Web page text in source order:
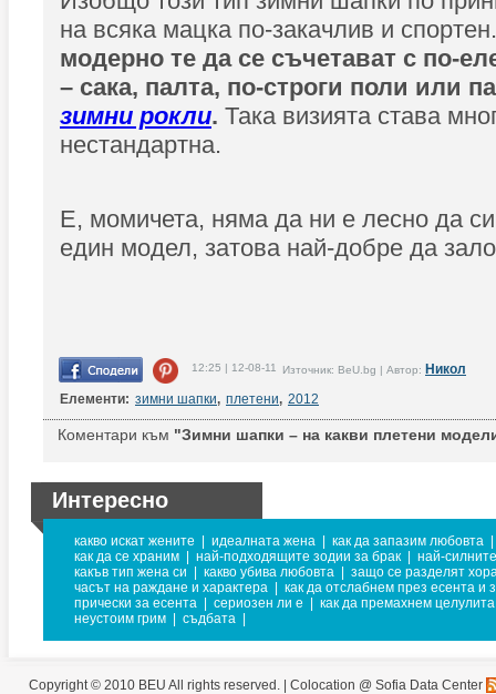
на всяка мацка по-закачлив и
модерно те да се съчетават с по-
– сака, палта, по-строги поли или
зимни рокли. Така визията става
нестандартна.
Е, момичета, няма да ни е лесно да
един модел, затова най-добре да
12:25 | 12-08-11 Източник: BeU.bg | Автор: Никол
Елементи: зимни шапки, плетени, 2012
Коментари към "Зимни шапки – на какви плетени
Интересно
какво искат жените идеалната жена как да запазим любовта
как да се храним
най-подходящите зодии за брак
най-
какъв тип жена си
какво убива любовта
защо се разделят
часът на раждане и характера
как да отслабнем през есента и
прически за есента
сериозен ли е
как да премахнем целулита
неустоим грим
съдбата
Copyright © 2010 BEU All rights reserved. | Colocation @ Sofia Data Center